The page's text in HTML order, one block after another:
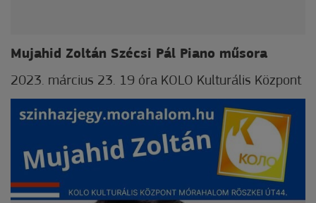
Mujahid Zoltán Szécsi Pál Piano műsora
2023. március 23. 19 óra KOLO Kulturális Központ